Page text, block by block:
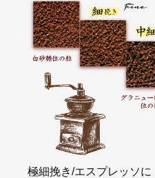
極細挽き/エスプレッソに